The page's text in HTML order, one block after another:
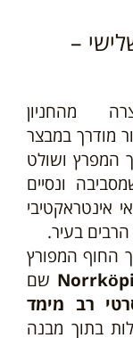
–
מהחניון
מודרך במבצר
המפרץ ושולט
ונסיים
אינטראקטיבי
בעיר.
החוף המפורץ
שם
רב מימד
בתצוגה של 360 מעלות בתוך מבנה